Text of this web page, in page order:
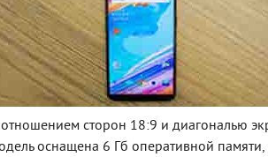
сторон 18:9 и диагональю
оснащена 6 Гб оперативной памяти,